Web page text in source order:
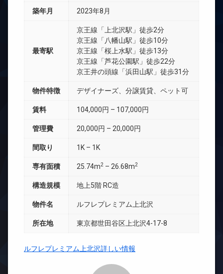
築年月 2023年8月
最寄駅
京王線「上北沢駅」徒歩2分
京王線「八幡山駅」徒歩10分
京王線「桜上水駅」徒歩13分
京王線「芦花公園駅」徒歩22分
京王井の頭線「浜田山駅」徒歩31分
物件特徴 デザイナーズ、分譲賃貸、ペット可
賃料 104,000円 – 107,000円
管理費 20,000円 – 20,000円
間取り 1K – 1K
専有面積 25.74m2 – 26.68m2
構造規模 地上5階 RC造
物件名 ルフレプレミアム上北沢
所在地 東京都世田谷区上北沢4-17-8
ルフレプレミアム上北沢詳しい情報